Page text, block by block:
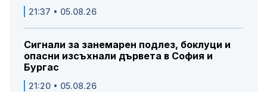
21:37 • 05.08.26
Сигнали за занемарен подлез, боклуци и
опасни изсъхнали дървета в София и
Бургас
21:20 • 05.08.26